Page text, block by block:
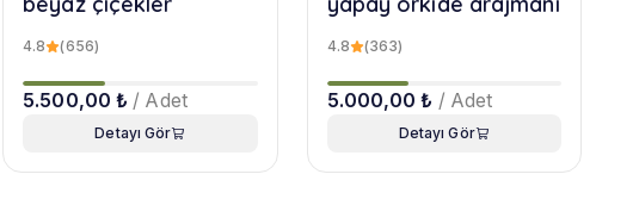
4.8 (656)
5.500,00 ₺ / Adet
Detayı Gör
4.8 (363)
5.000,00 ₺ / Adet
Detayı Gör